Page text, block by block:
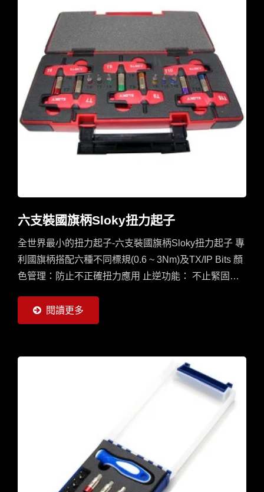
六支裝國旗柄Sloky扭力起子
全世界最小的扭力起子-六支裝國旗柄Sloky扭力起子 專
利國旗柄搭配六種不同標規(0.6 ~ 3Nm)及TX/IP Bits 顏
色管理：防止不正確扭力應用 止逆功能： 不止緊固，
聲響
閱讀更多